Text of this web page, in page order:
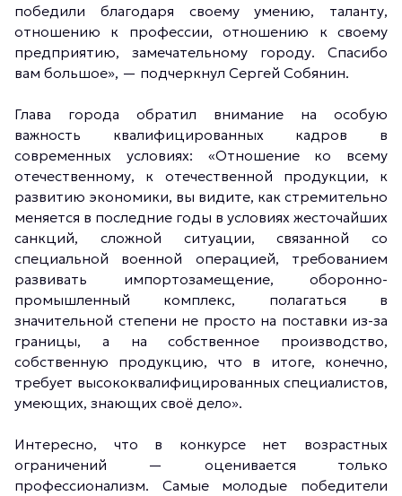
победили благодаря своему умению, таланту,
отношению к профессии, отношению к своему
предприятию, замечательному городу. Спасибо
вам большое», — подчеркнул Сергей Собянин.
Глава города обратил внимание на особую
важность квалифицированных кадров в
современных условиях: «Отношение ко всему
отечественному, к отечественной продукции, к
развитию экономики, вы видите, как стремительно
меняется в последние годы в условиях жесточайших
санкций, сложной ситуации, связанной со
специальной военной операцией, требованием
развивать импортозамещение, оборонно-
промышленный комплекс, полагаться в
значительной степени не просто на поставки из-за
границы, а на собственное производство,
собственную продукцию, что в итоге, конечно,
требует высококвалифицированных специалистов,
умеющих, знающих своё дело».
Интересно, что в конкурсе нет возрастных
ограничений — оценивается только
профессионализм. Самые молодые победители